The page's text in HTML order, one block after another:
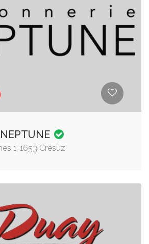
1, 1653 Crésuz